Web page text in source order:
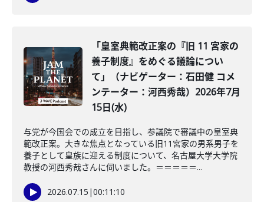
「皇室典範改正案の『旧 11 宮家の
養子制度』をめぐる議論につい
て」（ナビゲーター：石田健 コメ
ンテーター：河西秀哉）2026年7月
15日(水)
与党が今国会での成立を目指し、参議院で審議中の皇室典
範改正案。大きな焦点となっている旧11宮家の男系男子を
養子として皇族に迎える制度について、名古屋大学大学院
教授の河西秀哉さんに伺いました。＝＝＝＝＝...
2026.07.15 |00:11:10